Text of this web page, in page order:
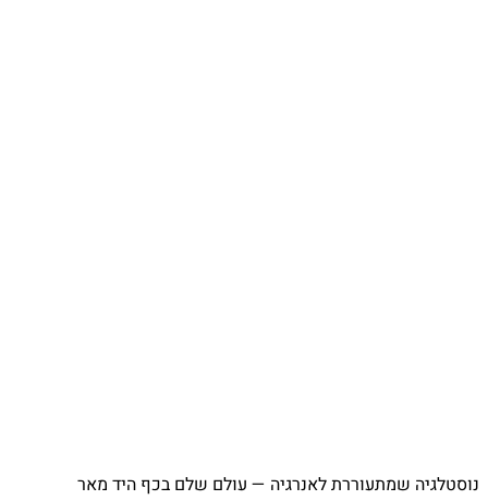
⁨ נוסטלגיה שמתעוררת לאנרגיה — עולם שלם בכף היד מאר